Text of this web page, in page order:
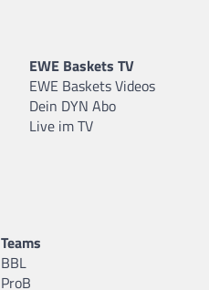
EWE Baskets TV
EWE Baskets Videos
Dein DYN Abo
Live im TV
Teams
BBL
ProB